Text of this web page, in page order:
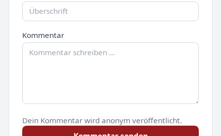
Kommentar
Dein Kommentar wird anonym veröffentlicht.